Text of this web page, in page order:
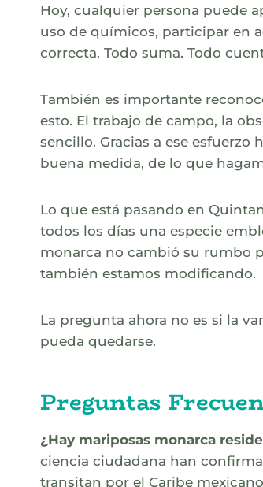
Hoy, cualquier persona puede
uso de químicos, participar en
correcta. Todo suma. Todo
También es importante
esto. El trabajo de campo, la
sencillo. Gracias a ese
buena medida, de lo que
Lo que está pasando en
todos los días una especie
monarca no cambió su rumbo
también estamos modificando.
La pregunta ahora no es si la
pueda quedarse.
Preguntas
¿Hay mariposas monarca
ciencia ciudadana han
transitan por el Caribe